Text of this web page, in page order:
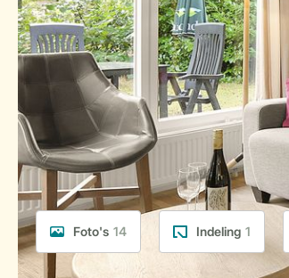
Foto's 14 Indeling 1